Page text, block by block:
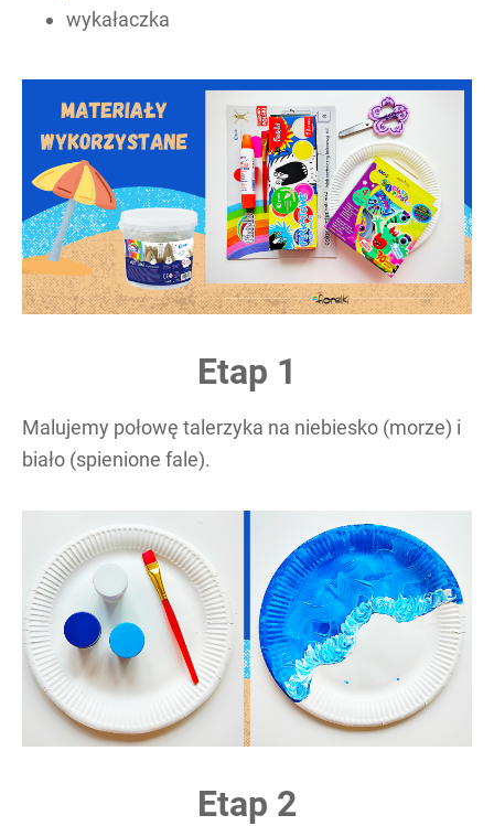
wykałaczka
Etap 1
Malujemy połowę talerzyka na niebiesko (morze) i
biało (spienione fale).
Etap 2